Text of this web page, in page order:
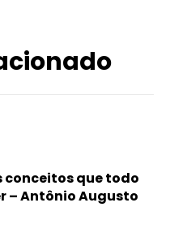
conceitos que todo
– Antônio Augusto